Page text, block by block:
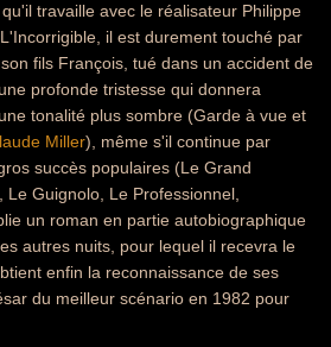
travaille avec le réalisateur Philippe
il est durement touché par
fils François, tué dans un accident de
profonde tristesse qui donnera
tonalité plus sombre (Garde à vue et
Miller), même s'il continue par
succès populaires (Le Grand
Le Guignolo, Le Professionnel,
un roman en partie autobiographique
autres nuits, pour lequel il recevra le
enfin la reconnaissance de ses
du meilleur scénario en 1982 pour